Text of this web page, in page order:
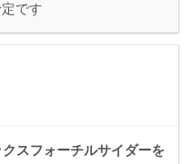
です
スフォーチルサイダーを